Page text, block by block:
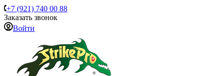
+7 (921) 740 00 88
Заказать звонок
Войти